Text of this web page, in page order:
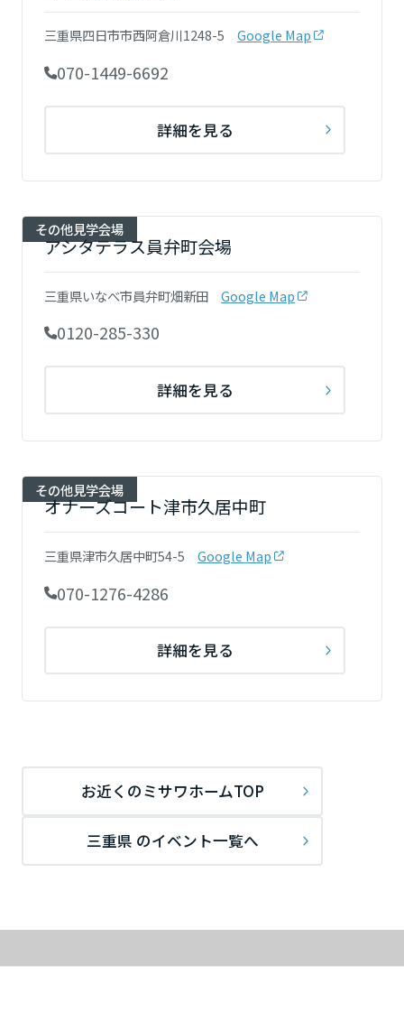
三重県四日市市西阿倉川1248-5 Google Map
070-1449-6692
詳細を見る
その他見学会場
アシタテラス員弁町会場
三重県いなべ市員弁町畑新田 Google Map
0120-285-330
詳細を見る
その他見学会場
オナーズコート津市久居中町
三重県津市久居中町54-5 Google Map
070-1276-4286
詳細を見る
お近くのミサワホームTOP
三重県 のイベント一覧へ